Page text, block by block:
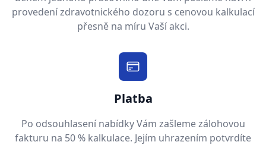
provedení zdravotnického dozoru s cenovou kalkulací
přesně na míru Vaší akci.
Platba
Po odsouhlasení nabídky Vám zašleme zálohovou
fakturu na 50 % kalkulace. Jejím uhrazením potvrdíte